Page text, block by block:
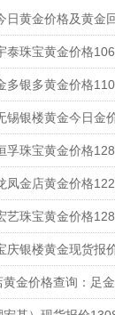
日黄金价格及黄金
泰珠宝黄金价格
多银多黄金价格
锡银楼黄金今日金
孚珠宝黄金价格
凤金店黄金价格
艺珠宝黄金价格
庆银楼黄金现货报